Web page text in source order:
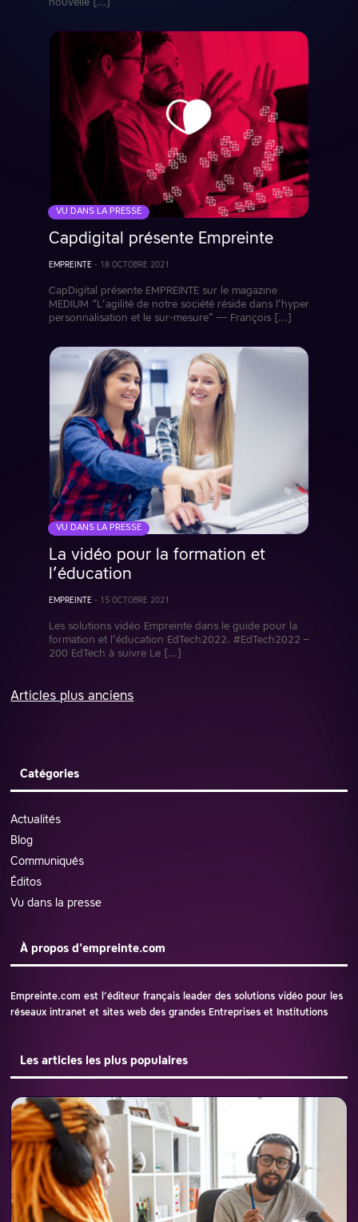
nouvelle […]
VU DANS LA PRESSE
Capdigital présente Empreinte
EMPREINTE- 18 OCTOBRE 2021
CapDigital présente EMPREINTE sur le magazine
MEDIUM “L’agilité de notre société réside dans l’hyper
personnalisation et le sur-mesure” — François […]
VU DANS LA PRESSE
La vidéo pour la formation et
l’éducation
EMPREINTE - 15 OCTOBRE 2021
Les solutions vidéo Empreinte dans le guide pour la
formation et l’éducation EdTech2022. #EdTech2022 –
200 EdTech à suivre Le […]
Articles plus anciens
Catégories
Actualités
Blog
Communiqués
Éditos
Vu dans la presse
À propos d'empreinte.com
Empreinte.com est l’éditeur français leader des solutions vidéo pour les
réseaux intranet et sites web des grandes Entreprises et Institutions
Les articles les plus populaires